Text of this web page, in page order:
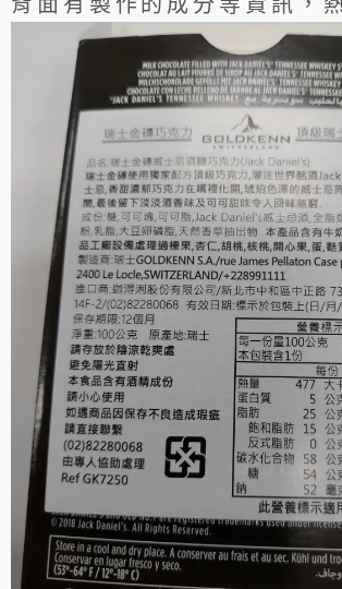
背面有製作的成分等資訊，